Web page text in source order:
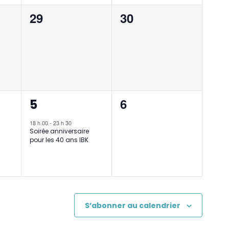
0
29
0
30
1
évènement,
5
18 h 00- 23 h 30
Soirée anniversaire
pour les 40 ans IBK
0
6
S’abonner au calendrier